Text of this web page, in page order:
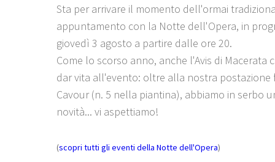
Sta per arrivare il momento dell'ormai
appuntamento con la Notte dell'Opera, in
giovedì 3 agosto a partire dalle ore 20.
Come lo scorso anno, anche l'Avis di Macerata
dar vita all'evento: oltre alla nostra postazione
Cavour (n. 5 nella piantina), abbiamo in serbo
novità... vi aspettiamo!
(scopri tutti gli eventi della Notte dell'Opera)